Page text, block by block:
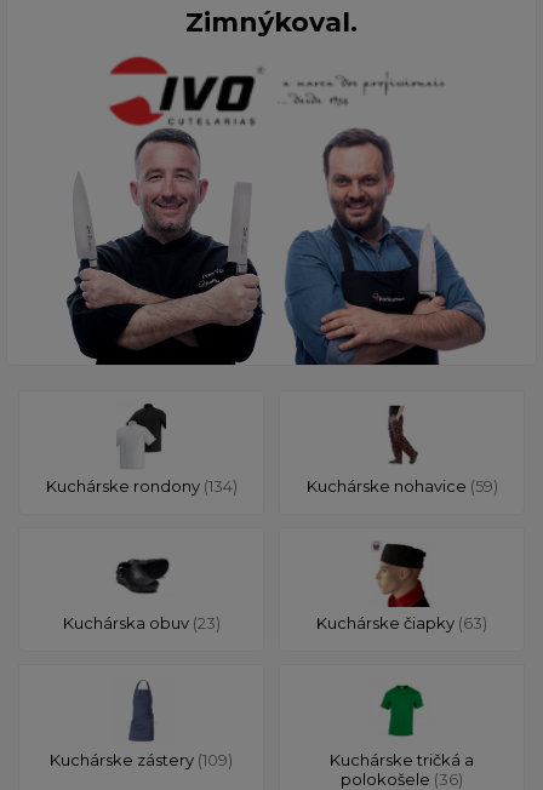
Zimnýkoval.
Kuchárske rondony (134) Kuchárske nohavice (59)
Kuchárska obuv (23) Kuchárske čiapky (63)
Kuchárske zástery (109)
Kuchárske tričká a
polokošele (36)